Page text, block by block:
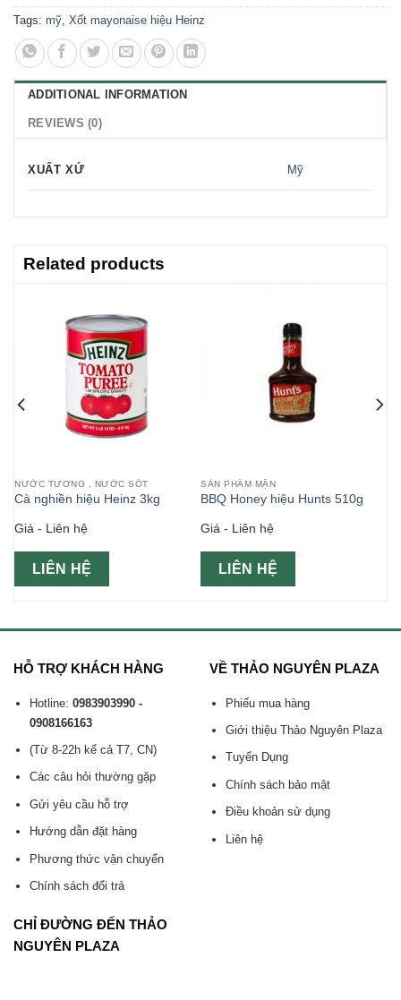
Tags: mỹ Xốt mayonaise hiệu Heinz
ADDITIONAL INFORMATION
REVIEWS (0)
XUẤT XỨ Mỹ
Related products
NƯỚC TƯƠNG , NƯỚC SỐT
Cà nghiền hiệu Heinz 3kg
Giá - Liên hệ
LIÊN HỆ
SẢN PHẨM MẶN
BBQ Honey hiệu Hunts 510g
Giá - Liên hệ
LIÊN HỆ
HỖ TRỢ KHÁCH HÀNG
Hotline: 0983903990 -
0908166163
(Từ 8-22h kể cả T7, CN)
Các câu hỏi thường gặp
Gửi yêu cầu hỗ trợ
Hướng dẫn đặt hàng
Phương thức vận chuyển
Chính sách đổi trả
VỀ THẢO NGUYÊN PLAZA
Phiếu mua hàng
Giới thiệu Thảo Nguyên Plaza
Tuyển Dụng
Chính sách bảo mật
Điều khoản sử dụng
Liên hệ
CHỈ ĐƯỜNG ĐẾN THẢO
NGUYÊN PLAZA